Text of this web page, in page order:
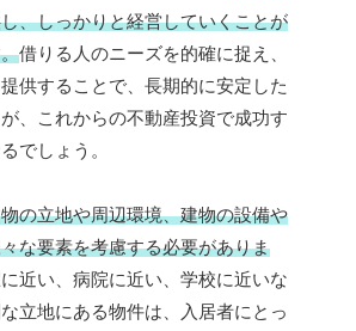
、しっかりと経営していくことが
借りる人のニーズを的確に捉え、
供することで、長期的に安定した
、これからの不動産投資で成功す
でしょう。
の立地や周辺環境、建物の設備や
な要素を考慮する必要がありま
近い、病院に近い、学校に近いな
立地にある物件は、入居者にとっ